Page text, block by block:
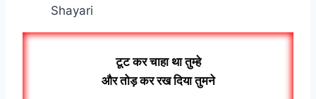
Shayari
टूट कर चाहा था तुम्हे
और तोड़ कर रख दिया तुमने